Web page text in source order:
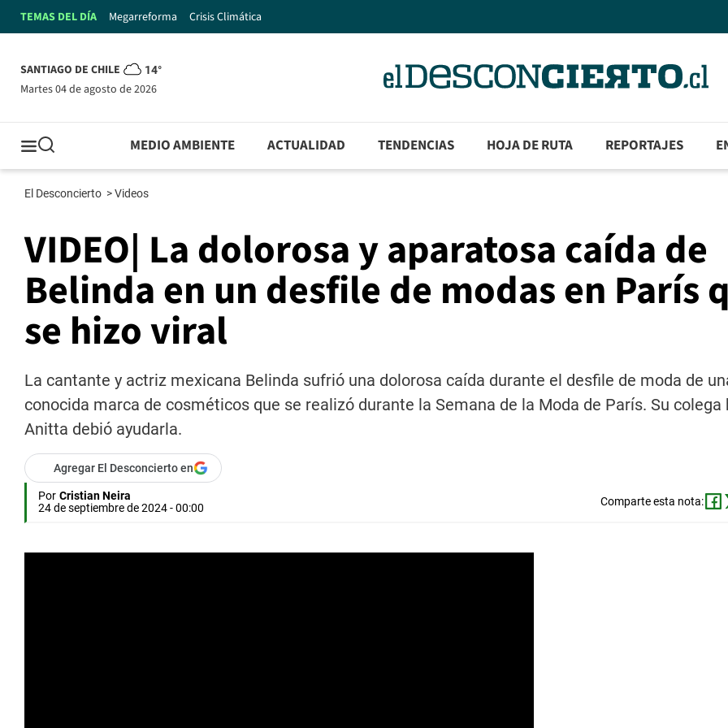
TEMAS DEL DÍA Megarreforma Crisis Climática
SANTIAGO DE CHILE 14°
martes 04 de agosto de 2026
MEDIO AMBIENTE ACTUALIDAD TENDENCIAS HOJA DE RUTA REPORTAJES
El Desconcierto >Videos
VIDEO| La dolorosa y aparatosa caída de
Belinda en un desfile de modas en París
se hizo viral
La cantante y actriz mexicana Belinda sufrió una dolorosa caída durante el desfile de moda de
conocida marca de cosméticos que se realizó durante la Semana de la Moda de París. Su colega
Anitta debió ayudarla.
Agregar El Desconcierto en
Por Cristian Neira
24 de septiembre de 2024 - 00:00
Comparte esta nota: